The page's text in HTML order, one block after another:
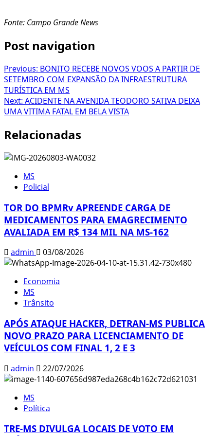
Fonte: Campo Grande News
Post navigation
Previous: BONITO RECEBE NOVOS VOOS A PARTIR DE
SETEMBRO COM EXPANSÃO DA INFRAESTRUTURA
TURÍSTICA EM MS
Next: ACIDENTE NA AVENIDA TEODORO SATIVA DEIXA
UMA VITIMA FATAL EM BELA VISTA
Relacionadas
MS
Policial
TOR DO BPMRv APREENDE CARGA DE
MEDICAMENTOS PARA EMAGRECIMENTO
AVALIADA EM R$ 134 MIL NA MS-162
admin 03/08/2026
Economia
MS
Trânsito
APÓS ATAQUE HACKER, DETRAN-MS PUBLICA
NOVO PRAZO PARA LICENCIAMENTO DE
VEÍCULOS COM FINAL 1, 2 E 3
admin 22/07/2026
MS
Política
TRE-MS DIVULGA LOCAIS DE VOTO EM